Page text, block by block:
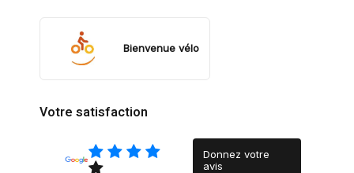
Bienvenue vélo
Votre satisfaction
Donnez votre
avis